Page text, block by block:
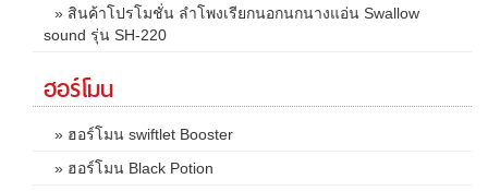
» สินค้าโปรโมชั่น ลำโพงเรียกนอกนกนางแอ่น Swallow
sound รุ่น SH-220
ฮอร์โมน
» ฮอร์โมน swiftlet Booster
» ฮอร์โมน Black Potion